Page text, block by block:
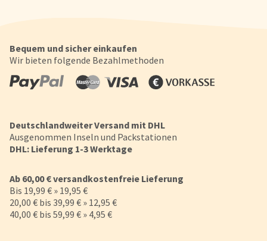
Bequem und sicher einkaufen
Wir bieten folgende Bezahlmethoden
Deutschlandweiter Versand mit DHL
Ausgenommen Inseln und Packstationen
DHL: Lieferung 1-3 Werktage
Ab 60,00 € versandkostenfreie Lieferung
Bis 19,99 € » 19,95 €
20,00 € bis 39,99 € » 12,95 €
40,00 € bis 59,99 € » 4,95 €